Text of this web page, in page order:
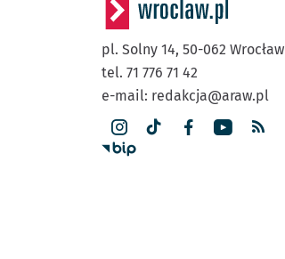
pl. Solny 14, 50-062 Wrocław
tel. 71 776 71 42
e-mail: redakcja@araw.pl